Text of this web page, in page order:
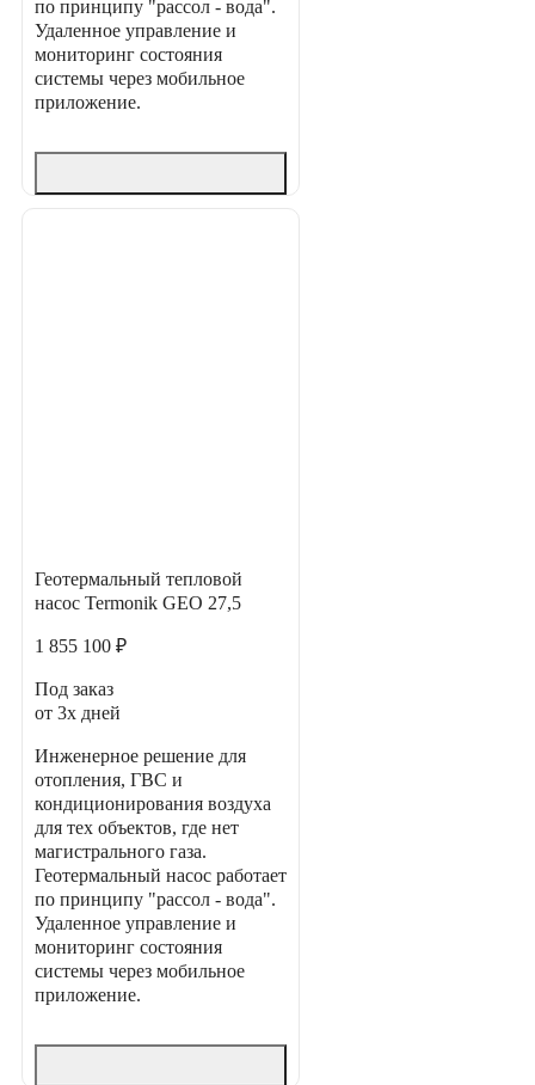
по принципу "рассол - вода".
Удаленное управление и
мониторинг состояния
системы через мобильное
приложение.
Геотермальный тепловой
насос Termonik GEO 27,5
1 855 100 ₽
Под заказ
от 3х дней
Инженерное решение для
отопления, ГВС и
кондиционирования воздуха
для тех объектов, где нет
магистрального газа.
Геотермальный насос работает
по принципу "рассол - вода".
Удаленное управление и
мониторинг состояния
системы через мобильное
приложение.